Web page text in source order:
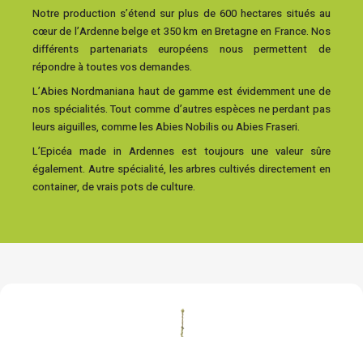
Notre production s’étend sur plus de 600 hectares situés au
cœur de l’Ardenne belge et 350 km en Bretagne en France. Nos
différents partenariats européens nous permettent de
répondre à toutes vos demandes.
L’Abies Nordmaniana haut de gamme est évidemment une de
nos spécialités. Tout comme d’autres espèces ne perdant pas
leurs aiguilles, comme les Abies Nobilis ou Abies Fraseri.
L’Epicéa made in Ardennes est toujours une valeur sûre
également. Autre spécialité, les arbres cultivés directement en
container, de vrais pots de culture.